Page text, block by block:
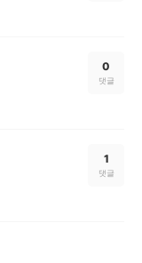
0
댓글
1
댓글